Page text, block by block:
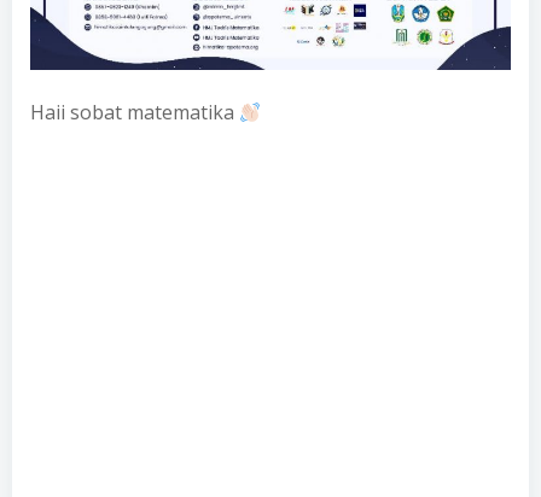
Haii sobat matematika